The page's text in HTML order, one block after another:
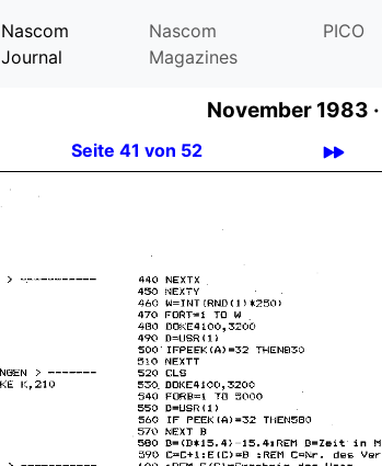
Nascom
Journal
Nascom
Magazines
PICO
November 1983 ·
Seite 41 von 52